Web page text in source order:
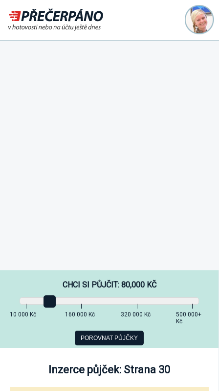
Půjčka ještě dnes na účet
nebo i v hotovosti
CHCI SI PŮJČIT: 80,000KČ
10 000 Kč 160 000 Kč 320 000 Kč
500 000+
Kč
Inzerce půjček: Strana 30